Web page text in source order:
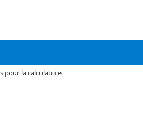
pour la calculatrice